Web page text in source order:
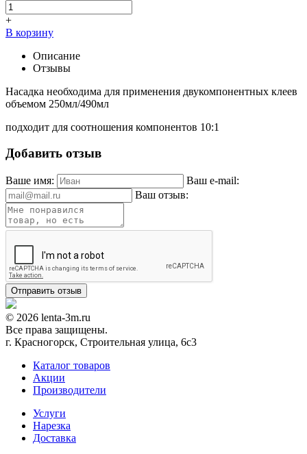
+
В корзину
Описание
Отзывы
Насадка необходима для применения двукомпонентных клеев
объемом 250мл/490мл
подходит для соотношения компонентов 10:1
Добавить отзыв
Ваше имя:
Ваш e-mail:
Ваш отзыв:
© 2026 lenta-3m.ru
Все права защищены.
г. Красногорск, Строительная улица, 6с3
Каталог товаров
Акции
Производители
Услуги
Нарезка
Доставка